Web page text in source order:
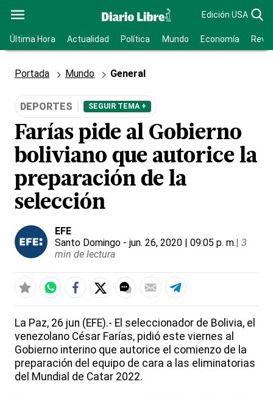
Edición USA
Última Hora Actualidad Política Mundo Economía
Portada Mundo General
DEPORTES SEGUIR TEMA +
Farías pide al Gobierno
boliviano que autorice la
preparación de la
selección
EFE
Santo Domingo - jun. 26, 2020 | 09:05 p. m.| 3
min de lectura
La Paz, 26 jun (EFE).- El seleccionador de Bolivia, el
venezolano César Farías, pidió este viernes al
Gobierno interino que autorice el comienzo de la
preparación del equipo de cara a las eliminatorias
del Mundial de Catar 2022.